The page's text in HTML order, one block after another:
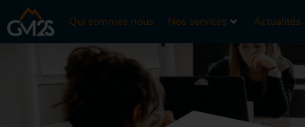
Qui sommes nous Nos services Actualités